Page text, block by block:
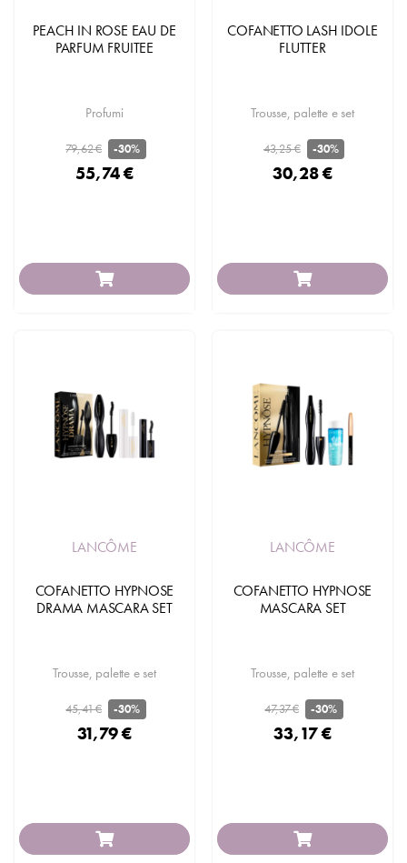
PEACH IN ROSE EAU DE
PARFUM FRUITEE
Profumi
79,62 € -30%
55,74 €
COFANETTO LASH IDOLE
FLUTTER
Trousse, palette e set
43,25 € -30%
30,28 €
LANCÔME
COFANETTO HYPNOSE
DRAMA MASCARA SET
Trousse, palette e set
45,41 € -30%
31,79 €
LANCÔME
COFANETTO HYPNOSE
MASCARA SET
Trousse, palette e set
47,37 € -30%
33,17 €